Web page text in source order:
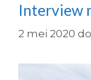
Interview
2 mei 2020